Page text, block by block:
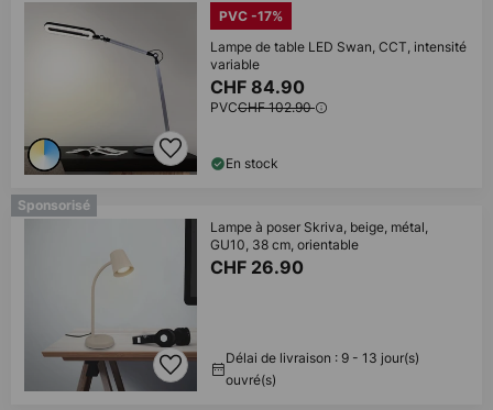
PVC -17%
Lampe de table LED Swan, CCT, intensité
variable
CHF 84.90
PVCCHF 102.90
En stock
Sponsorisé
Lampe à poser Skriva, beige, métal,
GU10, 38 cm, orientable
CHF 26.90
Délai de livraison : 9 - 13 jour(s)
ouvré(s)